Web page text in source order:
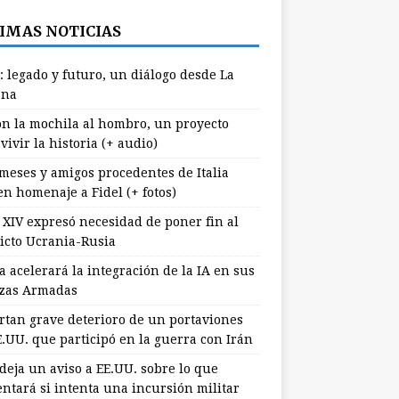
NOTICIAS
legado y futuro, un diálogo desde La
la mochila al hombro, un proyecto
la historia (+ audio)
y amigos procedentes de Italia
homenaje a Fidel (+ fotos)
XIV expresó necesidad de poner fin al
Ucrania-Rusia
acelerará la integración de la IA en sus
Armadas
grave deterioro de un portaviones
que participó en la guerra con Irán
un aviso a EE.UU. sobre lo que
si intenta una incursión militar